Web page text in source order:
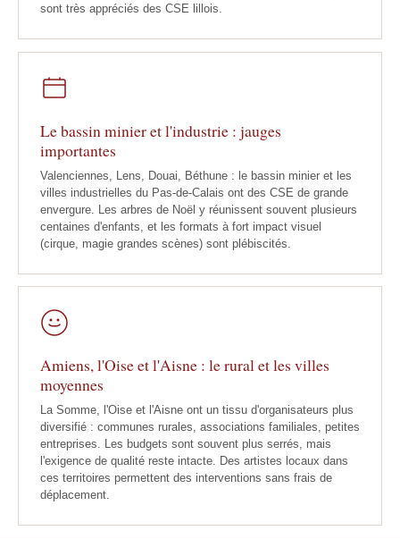
sont très appréciés des CSE lillois.
Le bassin minier et l'industrie : jauges
importantes
Valenciennes, Lens, Douai, Béthune : le bassin minier et les
villes industrielles du Pas-de-Calais ont des CSE de grande
envergure. Les arbres de Noël y réunissent souvent plusieurs
centaines d'enfants, et les formats à fort impact visuel
(cirque, magie grandes scènes) sont plébiscités.
Amiens, l'Oise et l'Aisne : le rural et les villes
moyennes
La Somme, l'Oise et l'Aisne ont un tissu d'organisateurs plus
diversifié : communes rurales, associations familiales, petites
entreprises. Les budgets sont souvent plus serrés, mais
l'exigence de qualité reste intacte. Des artistes locaux dans
ces territoires permettent des interventions sans frais de
déplacement.